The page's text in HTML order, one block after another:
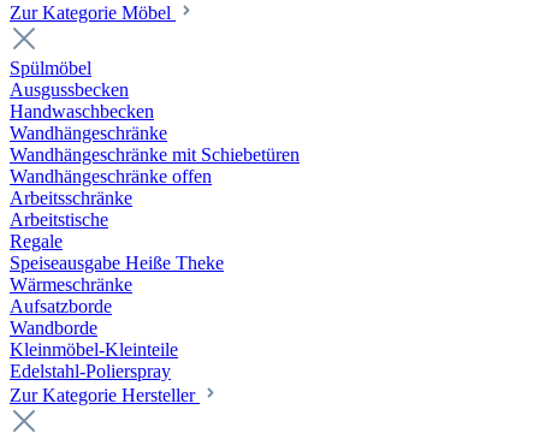
Zur Kategorie Möbel
Spülmöbel
Ausgussbecken
Handwaschbecken
Wandhängeschränke
Wandhängeschränke mit Schiebetüren
Wandhängeschränke offen
Arbeitsschränke
Arbeitstische
Regale
Speiseausgabe Heiße Theke
Wärmeschränke
Aufsatzborde
Wandborde
Kleinmöbel-Kleinteile
Edelstahl-Polierspray
Zur Kategorie Hersteller